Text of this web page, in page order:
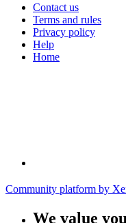
Contact us
Terms and rules
Privacy policy
Help
Home
Community platform by
We value